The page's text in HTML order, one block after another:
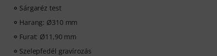
Sárgaréz test
Harang: Ø310 mm
Furat: Ø11,90 mm
Szelepfedél gravírozás